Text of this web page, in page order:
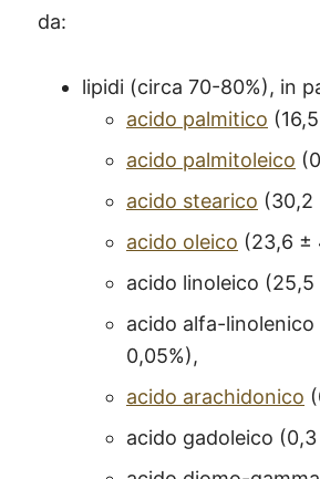
da:
lipidi (circa 70-80%), in
acido palmitico
acido palmitoleico
acido stearico (30,2
acido oleico (23,6 ±
acido linoleico (25,5
acido alfa-linolenico
0,05%),
acido arachidonico
acido gadoleico (0,3